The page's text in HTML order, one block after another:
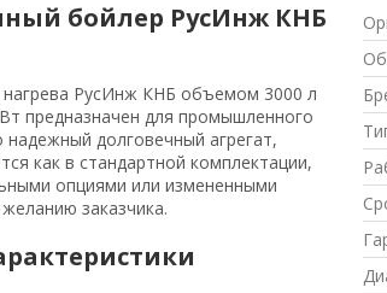
бойлер РусИнж КНБ
нагрева РусИнж КНБ объемом 3000 л
предназначен для промышленного
надежный долговечный агрегат,
как в стандартной комплектации,
опциями или измененными
заказчика.